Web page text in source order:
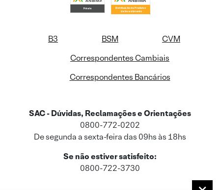
B3 BSM
CVM
Correspondentes Cambiais
Correspondentes Bancários
SAC - Dúvidas, Reclamações e Orientações
0800-772-0202
De segunda a sexta-feira das 09hs às 18hs
Se não estiver satisfeito:
0800-722-3730